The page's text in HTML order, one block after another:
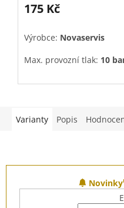
175 Kč
Výrobce: Novaservis
Max. provozní tlak: 10
Max. provozní teplota:
Varianty
Popis
Novinky